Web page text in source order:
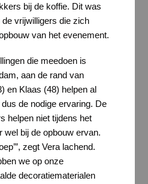
bij de koffie. Dit was
vrijwilligers die zich
van het evenement.
die meedoen is
aan de rand van
en Klaas (48) helpen al
de nodige ervaring. De
helpen niet tijdens het
wel bij de opbouw ervan.
zegt Vera lachend.
we op onze
decoratiematerialen